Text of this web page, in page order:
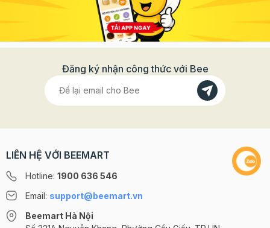
Đăng ký nhận công thức với Bee
LIÊN HỆ VỚI BEEMART
Hotline: 1900 636 546
Email: support@beemart.vn
Beemart Hà Nội